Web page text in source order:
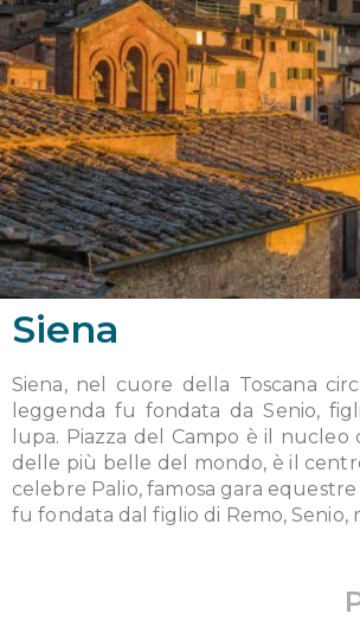
Siena
Siena, nel cuore della Toscana
leggenda fu fondata da Senio,
lupa. Piazza del Campo è il
delle più belle del mondo, è il
celebre Palio, famosa gara
fu fondata dal figlio di Remo,